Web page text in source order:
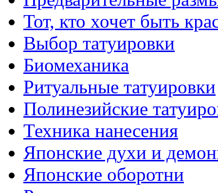
Тот, кто хочет быть
Выбор тaтуировки
Биомеханикa
Ритуальные тaтуировки
Полинезийские
Техникa нанесения
Японские духи и
Японские оборотни